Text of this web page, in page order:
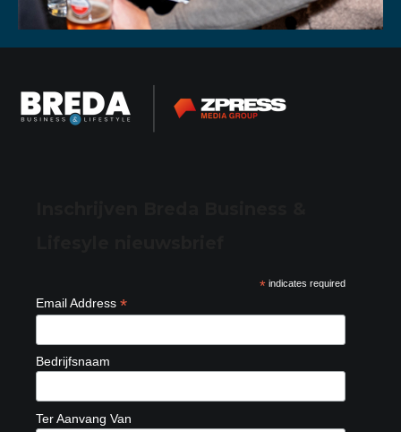
*indicates required
Email Address *
Bedrijfsnaam
Ter Aanvang Van